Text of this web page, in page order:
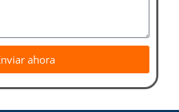
ahora